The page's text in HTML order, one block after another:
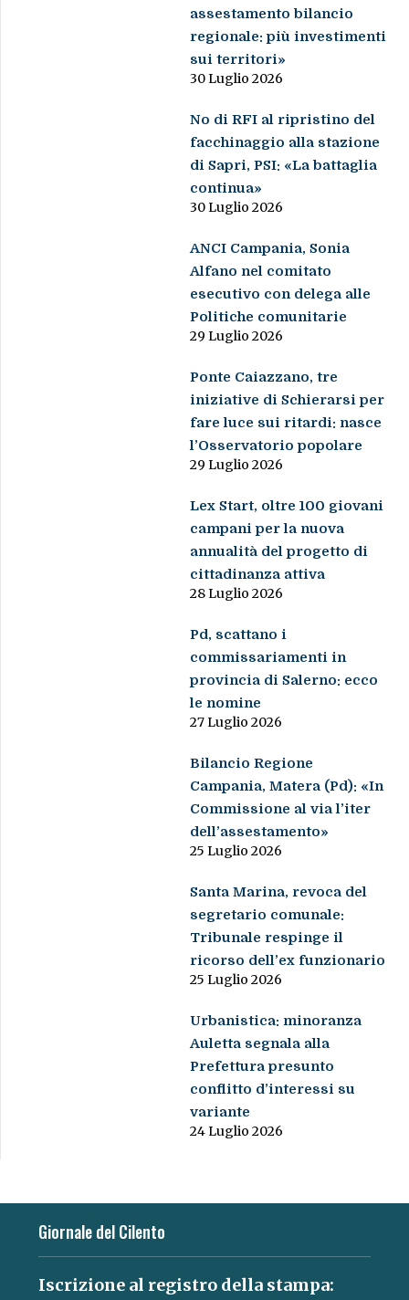
assestamento bilancio
regionale: più investimenti
sui territori»
30 Luglio 2026
No di RFI al ripristino del
facchinaggio alla stazione
di Sapri, PSI: «La battaglia
continua»
30 Luglio 2026
ANCI Campania, Sonia
Alfano nel comitato
esecutivo con delega alle
Politiche comunitarie
29 Luglio 2026
Ponte Caiazzano, tre
iniziative di Schierarsi per
fare luce sui ritardi: nasce
l’Osservatorio popolare
29 Luglio 2026
Lex Start, oltre 100 giovani
campani per la nuova
annualità del progetto di
cittadinanza attiva
28 Luglio 2026
Pd, scattano i
commissariamenti in
provincia di Salerno: ecco
le nomine
27 Luglio 2026
Bilancio Regione
Campania, Matera (Pd): «In
Commissione al via l’iter
dell’assestamento»
25 Luglio 2026
Santa Marina, revoca del
segretario comunale:
Tribunale respinge il
ricorso dell’ex funzionario
25 Luglio 2026
Urbanistica: minoranza
Auletta segnala alla
Prefettura presunto
conflitto d’interessi su
variante
24 Luglio 2026
Giornale del Cilento
Iscrizione al registro della stampa: